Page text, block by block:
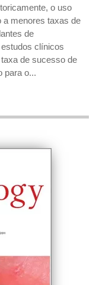
o uso
a menores taxas de
de
clínicos
de sucesso de
para o...